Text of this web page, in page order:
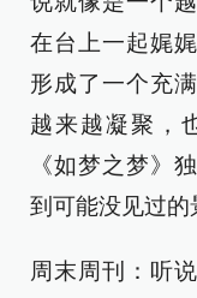
在台上一起娓
形成了一个充
越来越凝聚，
《如梦之梦》
到可能没见过的
周末周刊：听